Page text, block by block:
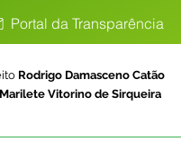
Portal da Transparência
Rodrigo Damasceno Catão
Marilete Vitorino de Sirqueira